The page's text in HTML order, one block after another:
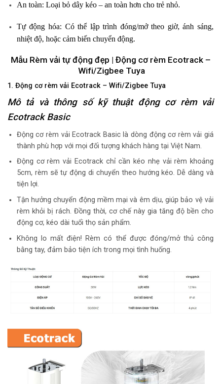
An toàn: Loại bỏ dây kéo – an toàn hơn cho trẻ nhỏ.
Tự động hóa: Có thể lập trình đóng/mở theo giờ, ánh sáng,
nhiệt độ, hoặc cảm biến chuyển động.
Mẫu Rèm vải tự động đẹp | Động cơ rèm Ecotrack –
Wifi/Zigbee Tuya
1. Động cơ rèm vải Ecotrack – Wifi/Zigbee Tuya
Mô tả và thông số kỹ thuật động cơ rèm vải
Ecotrack Basic
Động cơ rèm vải Ecotrack Basic là dòng động cơ rèm vải giá
thành phù hợp với mọi đối tượng khách hàng tại Việt Nam.
Động cơ rèm vải Ecotrack chỉ cần kéo nhẹ vải rèm khoảng
5cm, rèm sẽ tự động di chuyển theo hướng kéo. Dễ dàng và
tiện lợi.
Tận hưởng chuyển động mềm mại và êm dịu, giúp bảo vệ vải
rèm khỏi bị rách. Đồng thời, cơ chế này gia tăng độ bền cho
động cơ, kéo dài tuổi thọ sản phẩm.
Không lo mất điện! Rèm có thể được đóng/mở thủ công
bằng tay, đảm bảo tiện ích trong mọi tình huống.